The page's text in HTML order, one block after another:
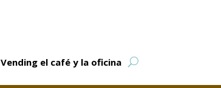
Vending el café y la oficina